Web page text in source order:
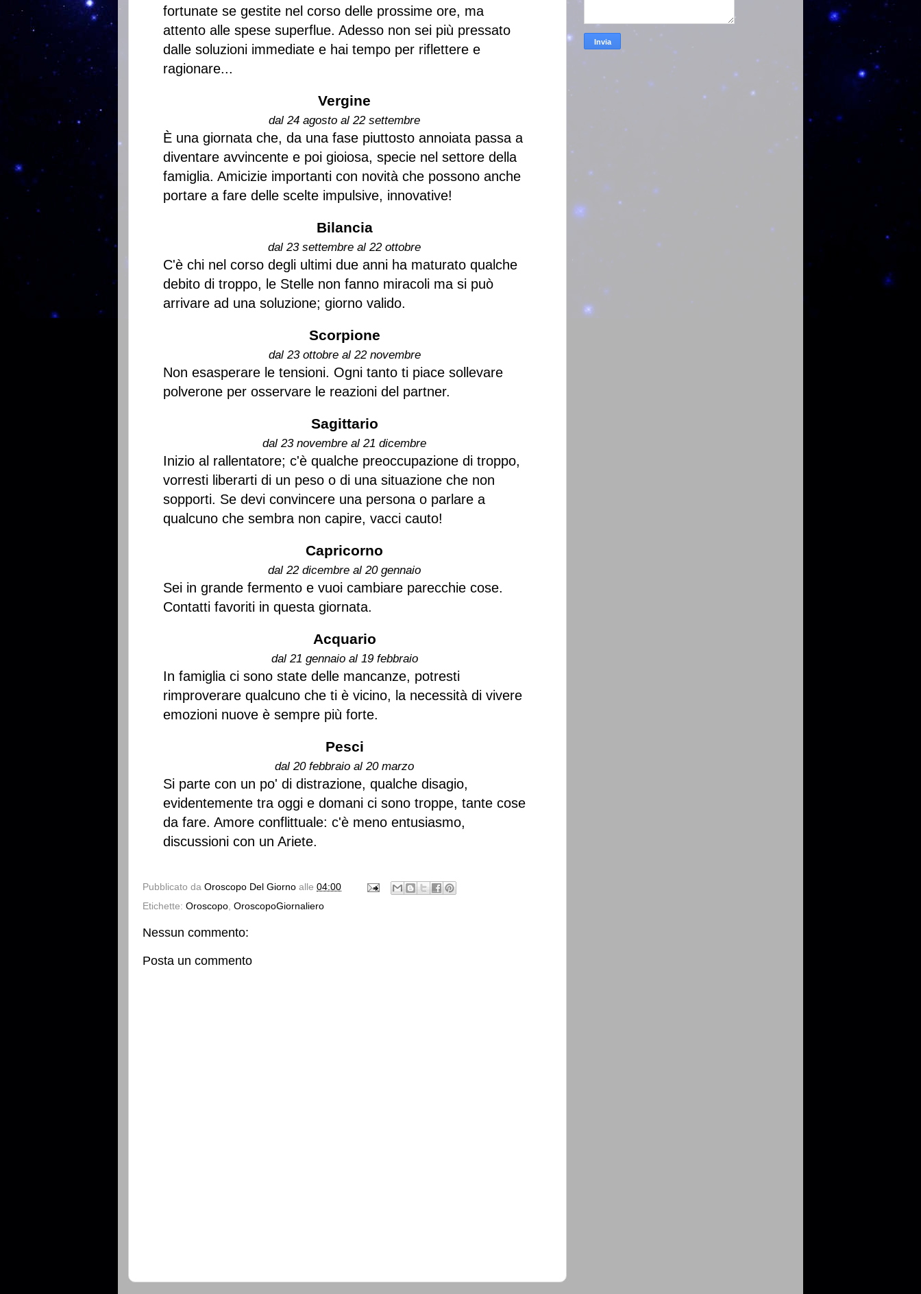
fortunate se gestite nel corso delle prossime ore, ma
attento alle spese superflue. Adesso non sei più pressato
dalle soluzioni immediate e hai tempo per riflettere e
ragionare...
Vergine
dal 24 agosto al 22 settembre
È una giornata che, da una fase piuttosto annoiata passa a
diventare avvincente e poi gioiosa, specie nel settore della
famiglia. Amicizie importanti con novità che possono anche
portare a fare delle scelte impulsive, innovative!
Bilancia
dal 23 settembre al 22 ottobre
C'è chi nel corso degli ultimi due anni ha maturato qualche
debito di troppo, le Stelle non fanno miracoli ma si può
arrivare ad una soluzione; giorno valido.
Scorpione
dal 23 ottobre al 22 novembre
Non esasperare le tensioni. Ogni tanto ti piace sollevare
polverone per osservare le reazioni del partner.
Sagittario
dal 23 novembre al 21 dicembre
Inizio al rallentatore; c'è qualche preoccupazione di troppo,
vorresti liberarti di un peso o di una situazione che non
sopporti. Se devi convincere una persona o parlare a
qualcuno che sembra non capire, vacci cauto!
Capricorno
dal 22 dicembre al 20 gennaio
Sei in grande fermento e vuoi cambiare parecchie cose.
Contatti favoriti in questa giornata.
Acquario
dal 21 gennaio al 19 febbraio
In famiglia ci sono state delle mancanze, potresti
rimproverare qualcuno che ti è vicino, la necessità di vivere
emozioni nuove è sempre più forte.
Pesci
dal 20 febbraio al 20 marzo
Si parte con un po' di distrazione, qualche disagio,
evidentemente tra oggi e domani ci sono troppe, tante cose
da fare. Amore conflittuale: c'è meno entusiasmo,
discussioni con un Ariete.
Pubblicato da Oroscopo Del Giorno alle 04:00
Etichette: Oroscopo OroscopoGiornaliero
Nessun commento:
Posta un commento